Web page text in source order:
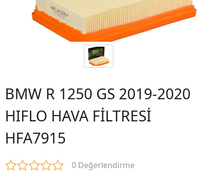
BMW R 1250 GS 2019-2020
HIFLO HAVA FİLTRESİ
HFA7915
0 Değerlendirme